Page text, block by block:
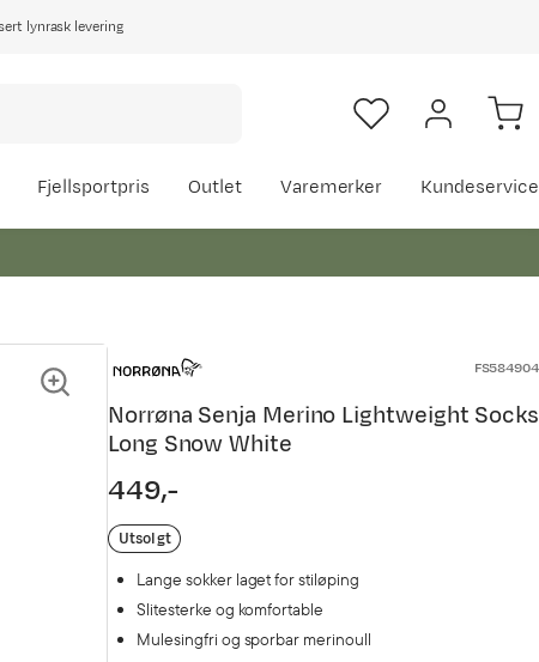
lynrask levering
Fjellsportpris Outlet Varemerker Kundeservice
FS584904
Norrøna Senja Merino Lightweight Socks
Long Snow White
price
449,-
Utsolgt
Lange sokker laget for stiløping
Slitesterke og komfortable
Mulesingfri og sporbar merinoull